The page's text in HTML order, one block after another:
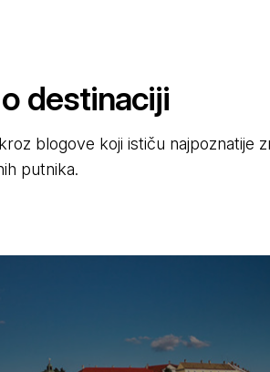
destinaciji
blogove koji ističu najpoznatije
putnika.